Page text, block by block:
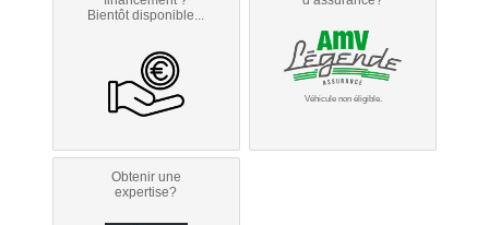
Bientôt disponible...
Véhicule non éligible.
Obtenir une
expertise?